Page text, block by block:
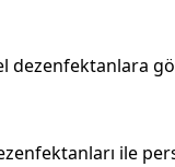
dezenfektanlara
ile